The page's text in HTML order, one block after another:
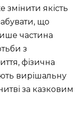
змінити якість
що
частина
з
фізична
вирішальну
за казковим